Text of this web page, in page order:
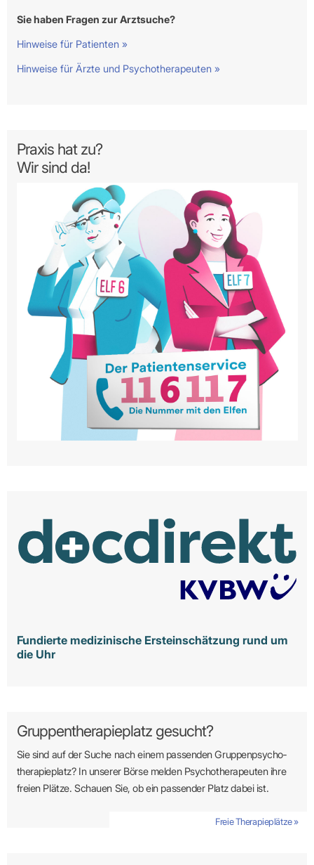
Sie haben Fragen zur Arztsuche?
Hinweise für Patienten »
Hinweise für Ärzte und Psychotherapeuten »
Praxis hat zu?
Wir sind da!
Fundierte medizinische Ersteinschätzung rund um
die Uhr
Gruppentherapieplatz gesucht?
Sie sind auf der Suche nach einem passenden Gruppen­psycho­
therapie­platz? In unserer Börse melden Psycho­­thera­­peuten ihre
freien Plätze. Schauen Sie, ob ein passender Platz dabei ist.
Freie Therapieplätze »